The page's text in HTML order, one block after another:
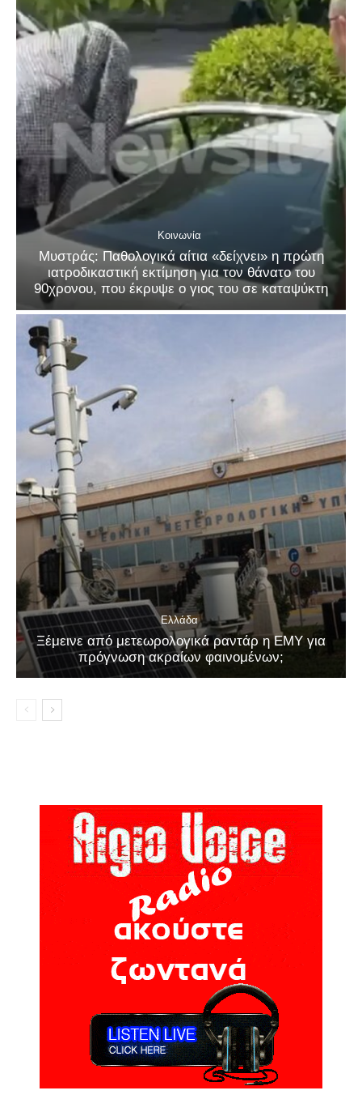
Κοινωνία
Μυστράς: Παθολογικά αίτια «δείχνει» η πρώτη
ιατροδικαστική εκτίμηση για τον θάνατο του
90χρονου, που έκρυψε ο γιος του σε καταψύκτη
Ελλάδα
Ξέμεινε από μετεωρολογικά ραντάρ η ΕΜΥ για
πρόγνωση ακραίων φαινομένων;